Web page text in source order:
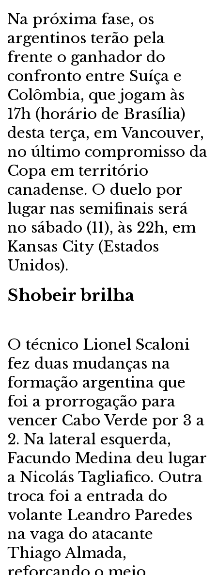
Na próxima fase, os
argentinos terão pela
frente o ganhador do
confronto entre Suíça e
Colômbia, que jogam às
17h (horário de Brasília)
desta terça, em Vancouver,
no último compromisso da
Copa em território
canadense. O duelo por
lugar nas semifinais será
no sábado (11), às 22h, em
Kansas City (Estados
Unidos).
Shobeir brilha
O técnico Lionel Scaloni
fez duas mudanças na
formação argentina que
foi a prorrogação para
vencer Cabo Verde por 3 a
2. Na lateral esquerda,
Facundo Medina deu lugar
a Nicolás Tagliafico. Outra
troca foi a entrada do
volante Leandro Paredes
na vaga do atacante
Thiago Almada,